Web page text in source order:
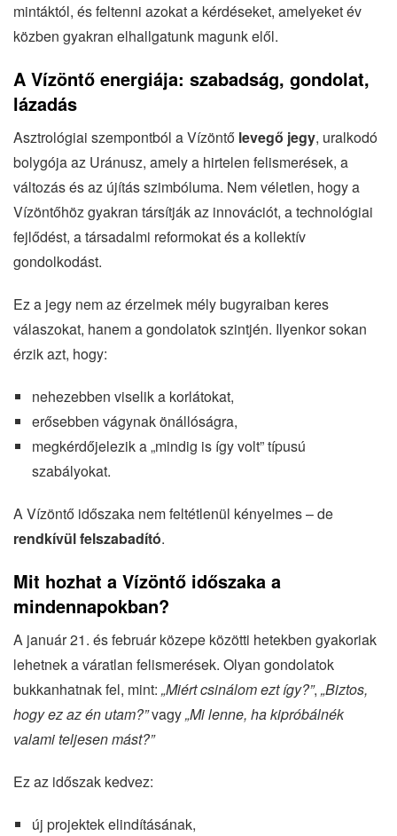
mintáktól, és feltenni azokat a kérdéseket, amelyeket év
közben gyakran elhallgatunk magunk elől.
A Vízöntő energiája: szabadság, gondolat,
lázadás
Asztrológiai szempontból a Vízöntő levegő jegy, uralkodó
bolygója az Uránusz, amely a hirtelen felismerések, a
változás és az újítás szimbóluma. Nem véletlen, hogy a
Vízöntőhöz gyakran társítják az innovációt, a technológiai
fejlődést, a társadalmi reformokat és a kollektív
gondolkodást.
Ez a jegy nem az érzelmek mély bugyraiban keres
válaszokat, hanem a gondolatok szintjén. Ilyenkor sokan
érzik azt, hogy:
nehezebben viselik a korlátokat,
erősebben vágynak önállóságra,
megkérdőjelezik a „mindig is így volt” típusú
szabályokat.
A Vízöntő időszaka nem feltétlenül kényelmes – de
rendkívül felszabadító.
Mit hozhat a Vízöntő időszaka a
mindennapokban?
A január 21. és február közepe közötti hetekben gyakoriak
lehetnek a váratlan felismerések. Olyan gondolatok
bukkanhatnak fel, mint: „Miért csinálom ezt így?”, „Biztos,
hogy ez az én utam?”vagy„Mi lenne, ha kipróbálnék
valami teljesen mást?”
Ez az időszak kedvez:
új projektek elindításának,